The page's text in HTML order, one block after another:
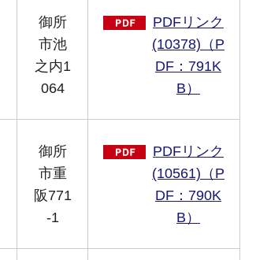
御所
市池
之内1
064
PDFリンク
(10378)（P
DF：791K
B）
御所
市重
阪771
-1
PDFリンク
(10561)（P
DF：790K
B）